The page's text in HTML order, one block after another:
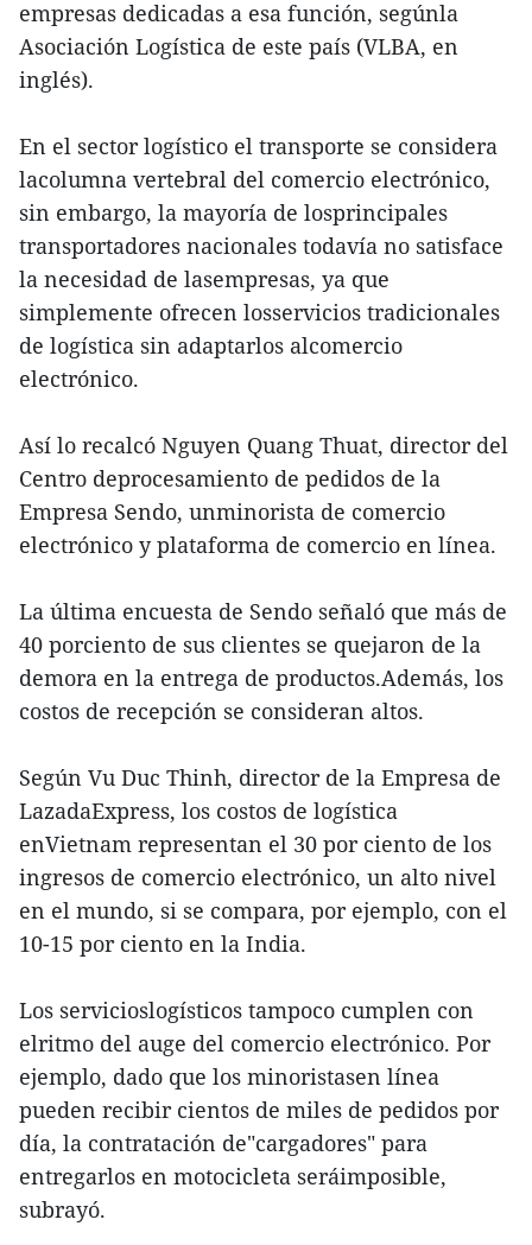
empresas dedicadas a esa función, segúnla
Asociación Logística de este país (VLBA, en
inglés).
En el sector logístico el transporte se considera
lacolumna vertebral del comercio electrónico,
sin embargo, la mayoría de losprincipales
transportadores nacionales todavía no satisface
la necesidad de lasempresas, ya que
simplemente ofrecen losservicios tradicionales
de logística sin adaptarlos alcomercio
electrónico.
Así lo recalcó Nguyen Quang Thuat, director del
Centro deprocesamiento de pedidos de la
Empresa Sendo, unminorista de comercio
electrónico y plataforma de comercio en línea.
La última encuesta de Sendo señaló que más de
40 porciento de sus clientes se quejaron de la
demora en la entrega de productos.Además, los
costos de recepción se consideran altos.
Según Vu Duc Thinh, director de la Empresa de
LazadaExpress, los costos de logística
enVietnam representan el 30 por ciento de los
ingresos de comercio electrónico, un alto nivel
en el mundo, si se compara, por ejemplo, con el
10-15 por ciento en la India.
Los servicioslogísticos tampoco cumplen con
elritmo del auge del comercio electrónico. Por
ejemplo, dado que los minoristasen línea
pueden recibir cientos de miles de pedidos por
día, la contratación de"cargadores" para
entregarlos en motocicleta seráimposible,
subrayó.